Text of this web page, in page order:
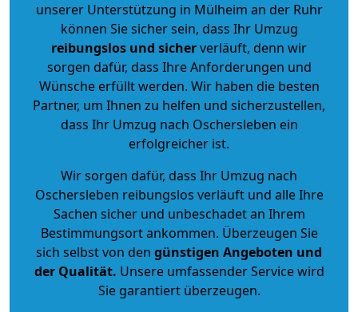
unserer Unterstützung in Mülheim an der Ruhr
können Sie sicher sein, dass Ihr Umzug
reibungslos und sicherverläuft, denn wir
sorgen dafür, dass Ihre Anforderungen und
Wünsche erfüllt werden. Wir haben die besten
Partner, um Ihnen zu helfen und sicherzustellen,
dass Ihr Umzug nach Oschersleben ein
erfolgreicher ist.
Wir sorgen dafür, dass Ihr Umzug nach
Oschersleben reibungslos verläuft und alle Ihre
Sachen sicher und unbeschadet an Ihrem
Bestimmungsort ankommen. Überzeugen Sie
sich selbst von den günstigen Angeboten und
der Qualität. Unsere umfassender Service wird
Sie garantiert überzeugen.